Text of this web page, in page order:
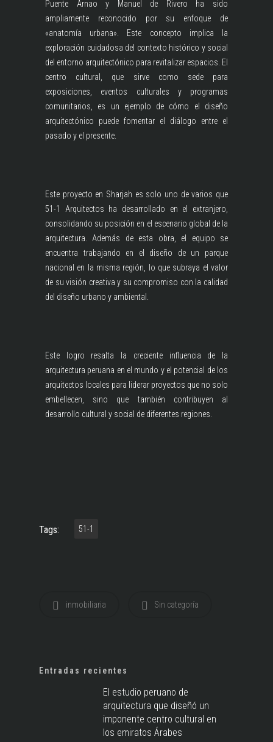
Puente Arnao y Manuel de Rivero ha sido
ampliamente reconocido por su enfoque de
«anatomía urbana». Este concepto implica la
exploración cuidadosa del contexto histórico y social
del entorno arquitectónico para revitalizar espacios. El
centro cultural, que sirve como sede para
exposiciones, eventos culturales y programas
comunitarios, es un ejemplo de cómo el diseño
arquitectónico puede fomentar el diálogo entre el
pasado y el presente.
Este proyecto en Sharjah es solo uno de varios que
51-1 Arquitectos ha desarrollado en el extranjero,
consolidando su posición en el escenario global de la
arquitectura. Además de esta obra, el equipo se
encuentra trabajando en el diseño de un parque
nacional en la misma región, lo que subraya el valor
de su visión creativa y su compromiso con la calidad
del diseño urbano y ambiental.
Este logro resalta la creciente influencia de la
arquitectura peruana en el mundo y el potencial de los
arquitectos locales para liderar proyectos que no solo
embellecen, sino que también contribuyen al
desarrollo cultural y social de diferentes regiones.
Tags: 51-1
inmobiliaria Sin categoría
Entradas recientes
El estudio peruano de
arquitectura que diseñó un
imponente centro cultural en
los emiratos Árabes